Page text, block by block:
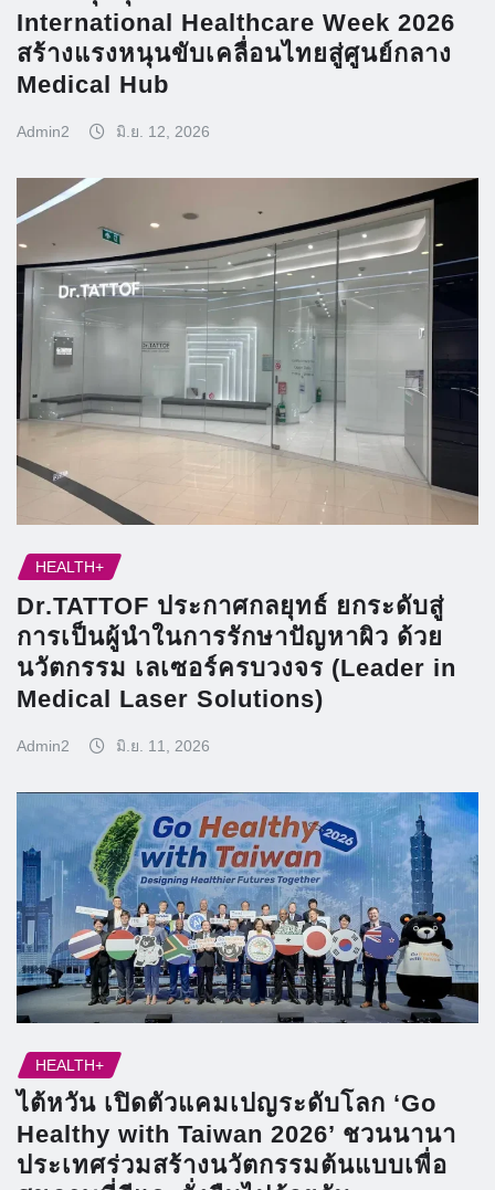
International Healthcare Week 2026
สร้างแรงหนุนขับเคลื่อนไทยสู่ศูนย์กลาง
Medical Hub
Admin2 มิ.ย. 12, 2026
HEALTH+
Dr.TATTOF ประกาศกลยุทธ์ ยกระดับสู่
การเป็นผู้นำในการรักษาปัญหาผิว ด้วย
นวัตกรรม เลเซอร์ครบวงจร (Leader in
Medical Laser Solutions)
Admin2 มิ.ย. 11, 2026
HEALTH+
ไต้หวัน เปิดตัวแคมเปญระดับโลก ‘Go
Healthy with Taiwan 2026’ ชวนนานา
ประเทศร่วมสร้างนวัตกรรมต้นแบบเพื่อ